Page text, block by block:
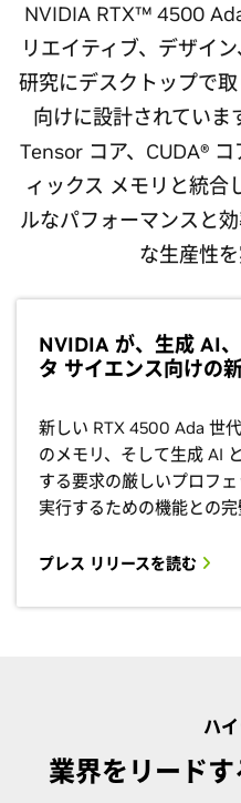
NVIDIA RTX™ 4500
リエイティブ、デザイ
研究にデスクトップで
向けに設計されていま
Tensor コア、CUDA®
ィックス メモリと統合
ルなパフォーマンスと
な生産性を
NVIDIA が、生成 AI
タ サイエンス向けの
新しい RTX 4500 Ada 世
のメモリ、そして生成 AI
する要求の厳しいプロフ
実行するための機能との完
プレス リリースを読む
ハ
業界をリード